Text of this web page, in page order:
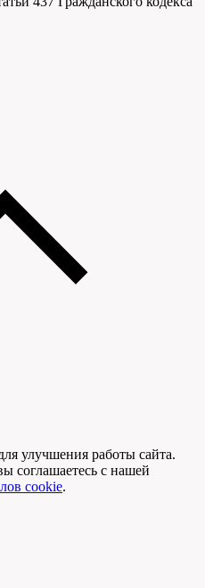
улучшения работы сайта.
соглашаетесь с нашей
cookie.